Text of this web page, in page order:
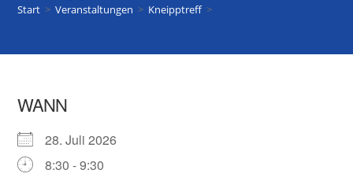
Start > Veranstaltungen > Kneipptreff >
WANN
28. Juli 2026
8:30 - 9:30